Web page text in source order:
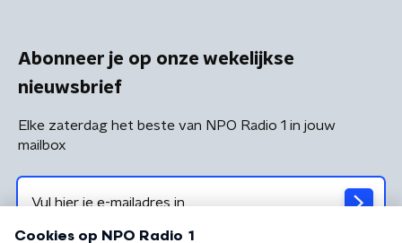
Abonneer je op onze wekelijkse
nieuwsbrief
Elke zaterdag het beste van NPO Radio 1 in jouw
mailbox